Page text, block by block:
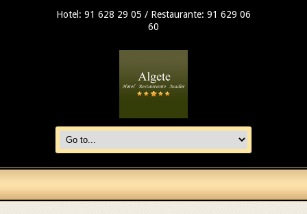
Hotel: 91 628 29 05 / Restaurante: 91 629 06
60